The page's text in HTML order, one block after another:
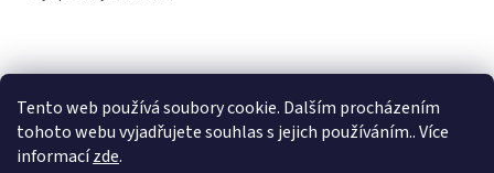
Tento web používá soubory cookie. Dalším procházením
tohoto webu vyjadřujete souhlas s jejich používáním.. Více
informacízde.
Z
Retro-Darky.cz Krowki.cz